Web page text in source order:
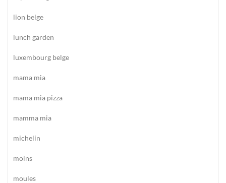
lion belge
lunch garden
luxembourg belge
mama mia
mama mia pizza
mamma mia
michelin
moins
moules